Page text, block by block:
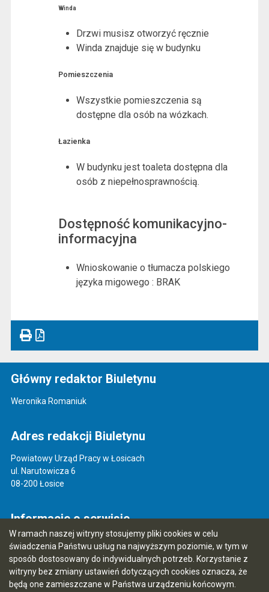
W ramach naszej witryny stosujemy pliki cookies w celu
świadczenia Państwu usług na najwyższym poziomie, w tym w
sposób dostosowany do indywidualnych potrzeb. Korzystanie z
witryny bez zmiany ustawień dotyczących cookies oznacza, że
będą one zamieszczane w Państwa urządzeniu końcowym.
Winda
Drzwi musisz otworzyć ręcznie
Winda znajduje się w budynku
Pomieszczenia
Wszystkie pomieszczenia są
dostępne dla osób na wózkach.
Łazienka
W budynku jest toaleta dostępna dla
osób z niepełnosprawnością.
Dostępność komunikacyjno-
informacyjna
Wnioskowanie o tłumacza polskiego
języka migowego : BRAK
Główny redaktor Biuletynu
Weronika Romaniuk
Adres redakcji Biuletynu
Powiatowy Urząd Pracy w Łosicach
ul. Narutowicza 6
08-200 Łosice
Informacje o serwisie
Mapa serwisu
Instrukcja obsługi
Statystyki oglądalności